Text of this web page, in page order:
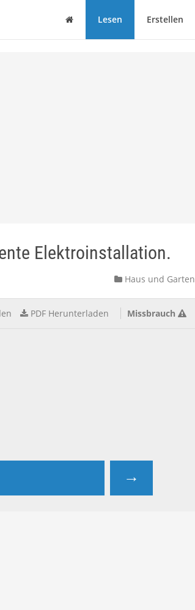
Haus Lesen Erstellen
Elektroinstallation.
Haus und Garten
PDF Herunterladen Missbrauch
→